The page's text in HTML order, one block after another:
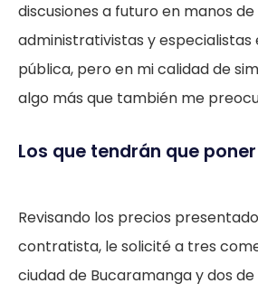
discusiones a futuro en manos
administrativistas y
pública, pero en mi calidad de
algo más que también me
Los que tendrán que
Revisando los precios
contratista, le solicité a tres
ciudad de Bucaramanga y dos